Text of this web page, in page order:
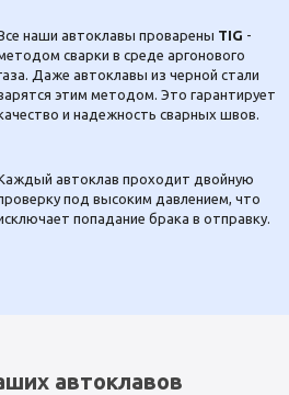
наши автоклавы проварены TIG -
сварки в среде аргонового
Даже автоклавы из черной стали
этим методом. Это гарантирует
и надежность сварных швов.
автоклав проходит двойную
под высоким давлением, что
попадание брака в отправку.
автоклавов